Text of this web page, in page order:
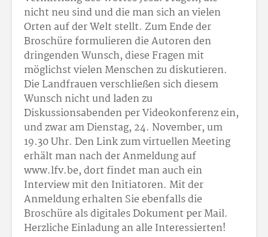
nicht neu sind und die man sich an vielen
Orten auf der Welt stellt. Zum Ende der
Broschüre formulieren die Autoren den
dringenden Wunsch, diese Fragen mit
möglichst vielen Menschen zu diskutieren.
Die Landfrauen verschließen sich diesem
Wunsch nicht und laden zu
Diskussionsabenden per Videokonferenz ein,
und zwar am Dienstag, 24. November, um
19.30 Uhr. Den Link zum virtuellen Meeting
erhält man nach der Anmeldung auf
www.lfv.be, dort findet man auch ein
Interview mit den Initiatoren. Mit der
Anmeldung erhalten Sie ebenfalls die
Broschüre als digitales Dokument per Mail.
Herzliche Einladung an alle Interessierten!